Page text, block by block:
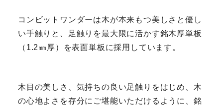
コンビットワンダーは木が本来もつ美しさと優し
い手触りと、足触りを最大限に活かす銘木厚単板
（1.2㎜厚）を表面単板に採用しています。
木目の美しさ、気持ちの良い足触りをはじめ、木
の心地よさを存分にご堪能いただけるように、銘